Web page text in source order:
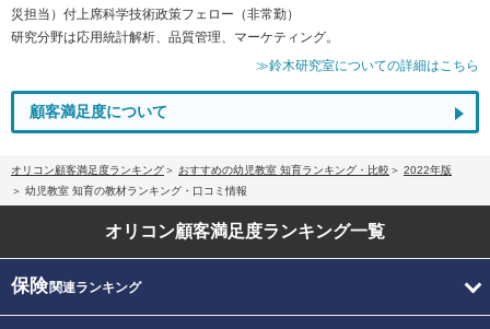
災担当）付上席科学技術政策フェロー（非常勤）
研究分野は応用統計解析、品質管理、マーケティング。
≫鈴木研究室についての詳細はこちら
顧客満足度について
オリコン顧客満足度ランキング おすすめの幼児教室 知育ランキング・比較
2022年版
幼児教室 知育の教材ランキング・口コミ情報
オリコン顧客満足度ランキング一覧
保険関連ランキング